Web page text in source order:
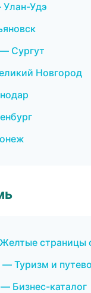
Удэ
Сургут
Новгород
страницы
Туризм и
Бизнес-каталог